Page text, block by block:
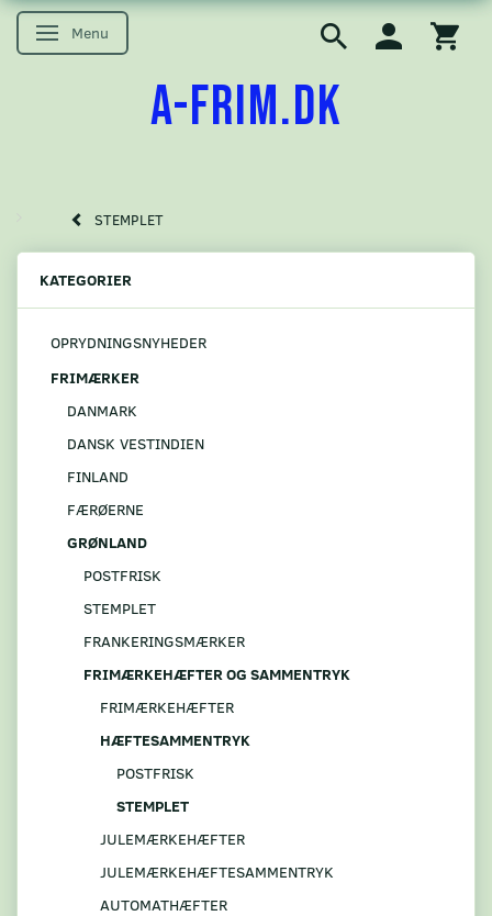
Skifte navigation
Menu
A-FRIM.DK
STEMPLET
KATEGORIER
OPRYDNINGSNYHEDER
FRIMÆRKER
DANMARK
DANSK VESTINDIEN
FINLAND
FÆRØERNE
GRØNLAND
POSTFRISK
STEMPLET
FRANKERINGSMÆRKER
FRIMÆRKEHÆFTER OG SAMMENTRYK
FRIMÆRKEHÆFTER
HÆFTESAMMENTRYK
POSTFRISK
STEMPLET
JULEMÆRKEHÆFTER
JULEMÆRKEHÆFTESAMMENTRYK
AUTOMATHÆFTER